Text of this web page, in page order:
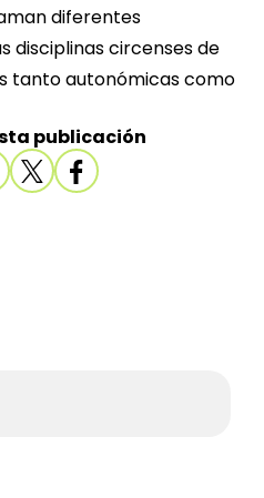
diferentes
disciplinas circenses de
tanto autonómicas como
publicación